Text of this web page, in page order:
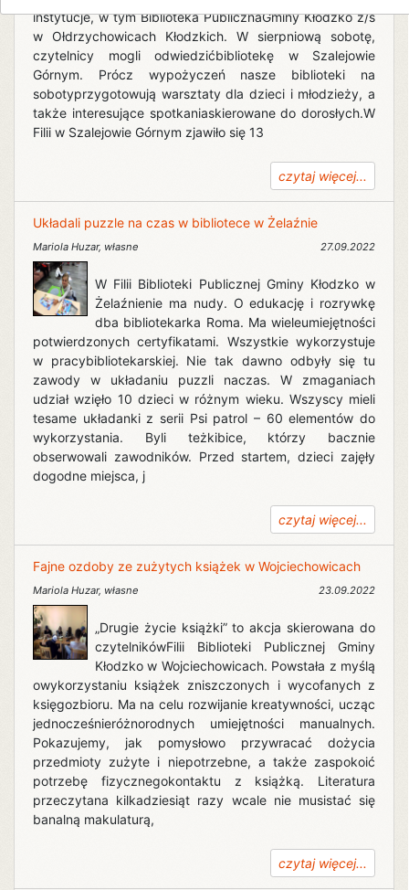
instytucje, w tym Biblioteka PublicznaGminy Kłodzko z/s
w Ołdrzychowicach Kłodzkich. W sierpniową sobotę,
czytelnicy mogli odwiedzićbibliotekę w Szalejowie
Górnym. Prócz wypożyczeń nasze biblioteki na
sobotyprzygotowują warsztaty dla dzieci i młodzieży, a
także interesujące spotkaniaskierowane do dorosłych.W
Filii w Szalejowie Górnym zjawiło się 13
czytaj więcej...
Układali puzzle na czas w bibliotece w Żelaźnie
Mariola Huzar, własne 27.09.2022
W Filii Biblioteki Publicznej Gminy Kłodzko w
Żelaźnienie ma nudy. O edukację i rozrywkę
dba bibliotekarka Roma. Ma wieleumiejętności
potwierdzonych certyfikatami. Wszystkie wykorzystuje
w pracybibliotekarskiej. Nie tak dawno odbyły się tu
zawody w układaniu puzzli naczas. W zmaganiach
udział wzięło 10 dzieci w różnym wieku. Wszyscy mieli
tesame układanki z serii Psi patrol – 60 elementów do
wykorzystania. Byli teżkibice, którzy bacznie
obserwowali zawodników. Przed startem, dzieci zajęły
dogodne miejsca, j
czytaj więcej...
Fajne ozdoby ze zużytych książek w Wojciechowicach
Mariola Huzar, własne 23.09.2022
„Drugie życie książki” to akcja skierowana do
czytelnikówFilii Biblioteki Publicznej Gminy
Kłodzko w Wojciechowicach. Powstała z myślą
owykorzystaniu książek zniszczonych i wycofanych z
księgozbioru. Ma na celu rozwijanie kreatywności, ucząc
jednocześnieróżnorodnych umiejętności manualnych.
Pokazujemy, jak pomysłowo przywracać dożycia
przedmioty zużyte i niepotrzebne, a także zaspokoić
potrzebę fizycznegokontaktu z książką. Literatura
przeczytana kilkadziesiąt razy wcale nie musistać się
banalną makulaturą,
czytaj więcej...